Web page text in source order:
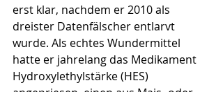
erst klar, nachdem er 2010 als
dreister Datenfälscher entlarvt
wurde. Als echtes Wundermittel
hatte er jahrelang das Medikament
Hydroxylethylstärke (HES)